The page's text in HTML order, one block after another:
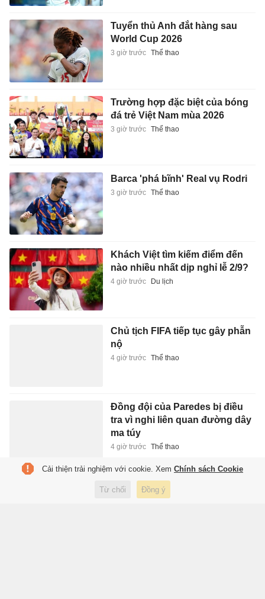
Tuyển thủ Anh đắt hàng sau
World Cup 2026
3 giờ trước Thể thao
Trường hợp đặc biệt của bóng
đá trẻ Việt Nam mùa 2026
3 giờ trước Thể thao
Barca 'phá bĩnh' Real vụ Rodri
3 giờ trước Thể thao
Khách Việt tìm kiếm điểm đến
nào nhiều nhất dịp nghỉ lễ 2/9?
4 giờ trước Du lịch
Chủ tịch FIFA tiếp tục gây phẫn
nộ
4 giờ trước Thể thao
Đồng đội của Paredes bị điều
tra vì nghi liên quan đường dây
ma túy
4 giờ trước Thể thao
Người Việt ngày càng chuộng
bia lon 'lùn' 250 ml, điều gì đang
Cải thiện trải nghiệm với cookie. Xem Chính sách Cookie
Từ chối Đồng ý